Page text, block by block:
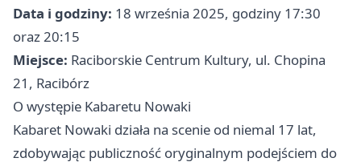
Data i godziny: 18 września 2025, godziny 17:30
oraz 20:15
Miejsce: Raciborskie Centrum Kultury, ul. Chopina
21, Racibórz
O występie Kabaretu Nowaki
Kabaret Nowaki działa na scenie od niemal 17 lat,
zdobywając publiczność oryginalnym podejściem do